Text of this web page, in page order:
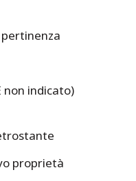
non indicato)
proprietà